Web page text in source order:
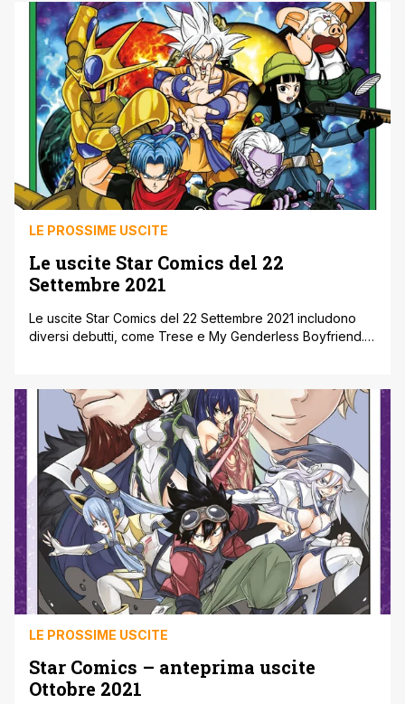
uno slittamento per motivi di carattere tecnico. ERNEST '
REBECCA 7 ' SALVATE IL SIGNOR REBAUD!, previsto per il
29 settembre, sarà disponibile dal 27 [']
LE PROSSIME USCITE
Le uscite Star Comics del 22
Settembre 2021
Le uscite Star Comics del 22 Settembre 2021 includono
diversi debutti, come Trese e My Genderless Boyfriend.
2021 ' Novità SUPER DRAGON BALL HEROES – UNIVERSE
MISSION!! n.1 di Yoshitaka Nagayama € 4,50 Mentre sono
intenti [']
LE PROSSIME USCITE
Star Comics – anteprima uscite
Ottobre 2021